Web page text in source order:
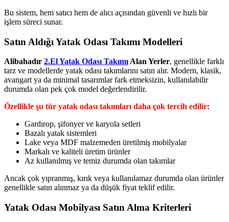
Bu sistem, hem satıcı hem de alıcı açısından güvenli ve hızlı bir
işlem süreci sunar.
Satın Aldığı Yatak Odası Takımı Modelleri
Alibahadır 2.El Yatak Odası Takımı Alan Yerler, genellikle farklı
tarz ve modellerde yatak odası takımlarını satın alır. Modern, klasik,
avangart ya da minimal tasarımlar fark etmeksizin, kullanılabilir
durumda olan pek çok model değerlendirilir.
Özellikle şu tür yatak odası takımları daha çok tercih edilir:
Gardırop, şifonyer ve karyola setleri
Bazalı yatak sistemleri
Lake veya MDF malzemeden üretilmiş mobilyalar
Markalı ve kaliteli üretim ürünler
Az kullanılmış ve temiz durumda olan takımlar
Ancak çok yıpranmış, kırık veya kullanılamaz durumda olan ürünler
genellikle satın alınmaz ya da düşük fiyat teklif edilir.
Yatak Odası Mobilyası Satın Alma Kriterleri